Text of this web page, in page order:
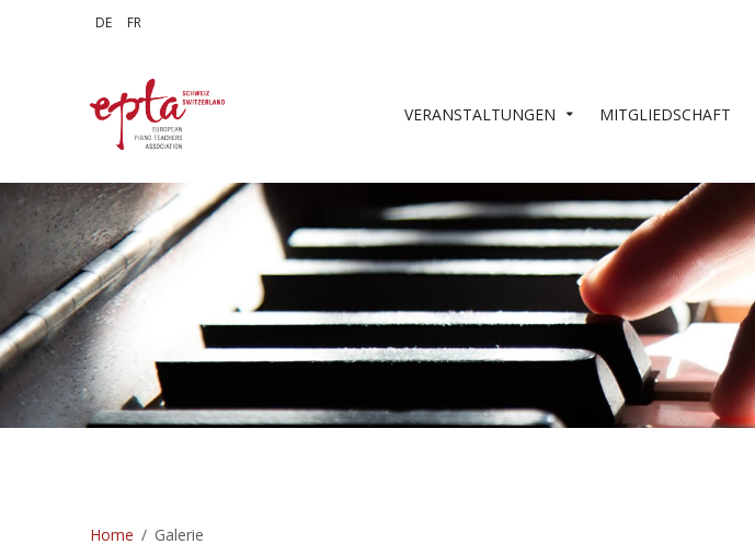
Sprache auswählen
DE FR
VERANSTALTUNGEN MITGLIEDSCHAFT
Home Galerie